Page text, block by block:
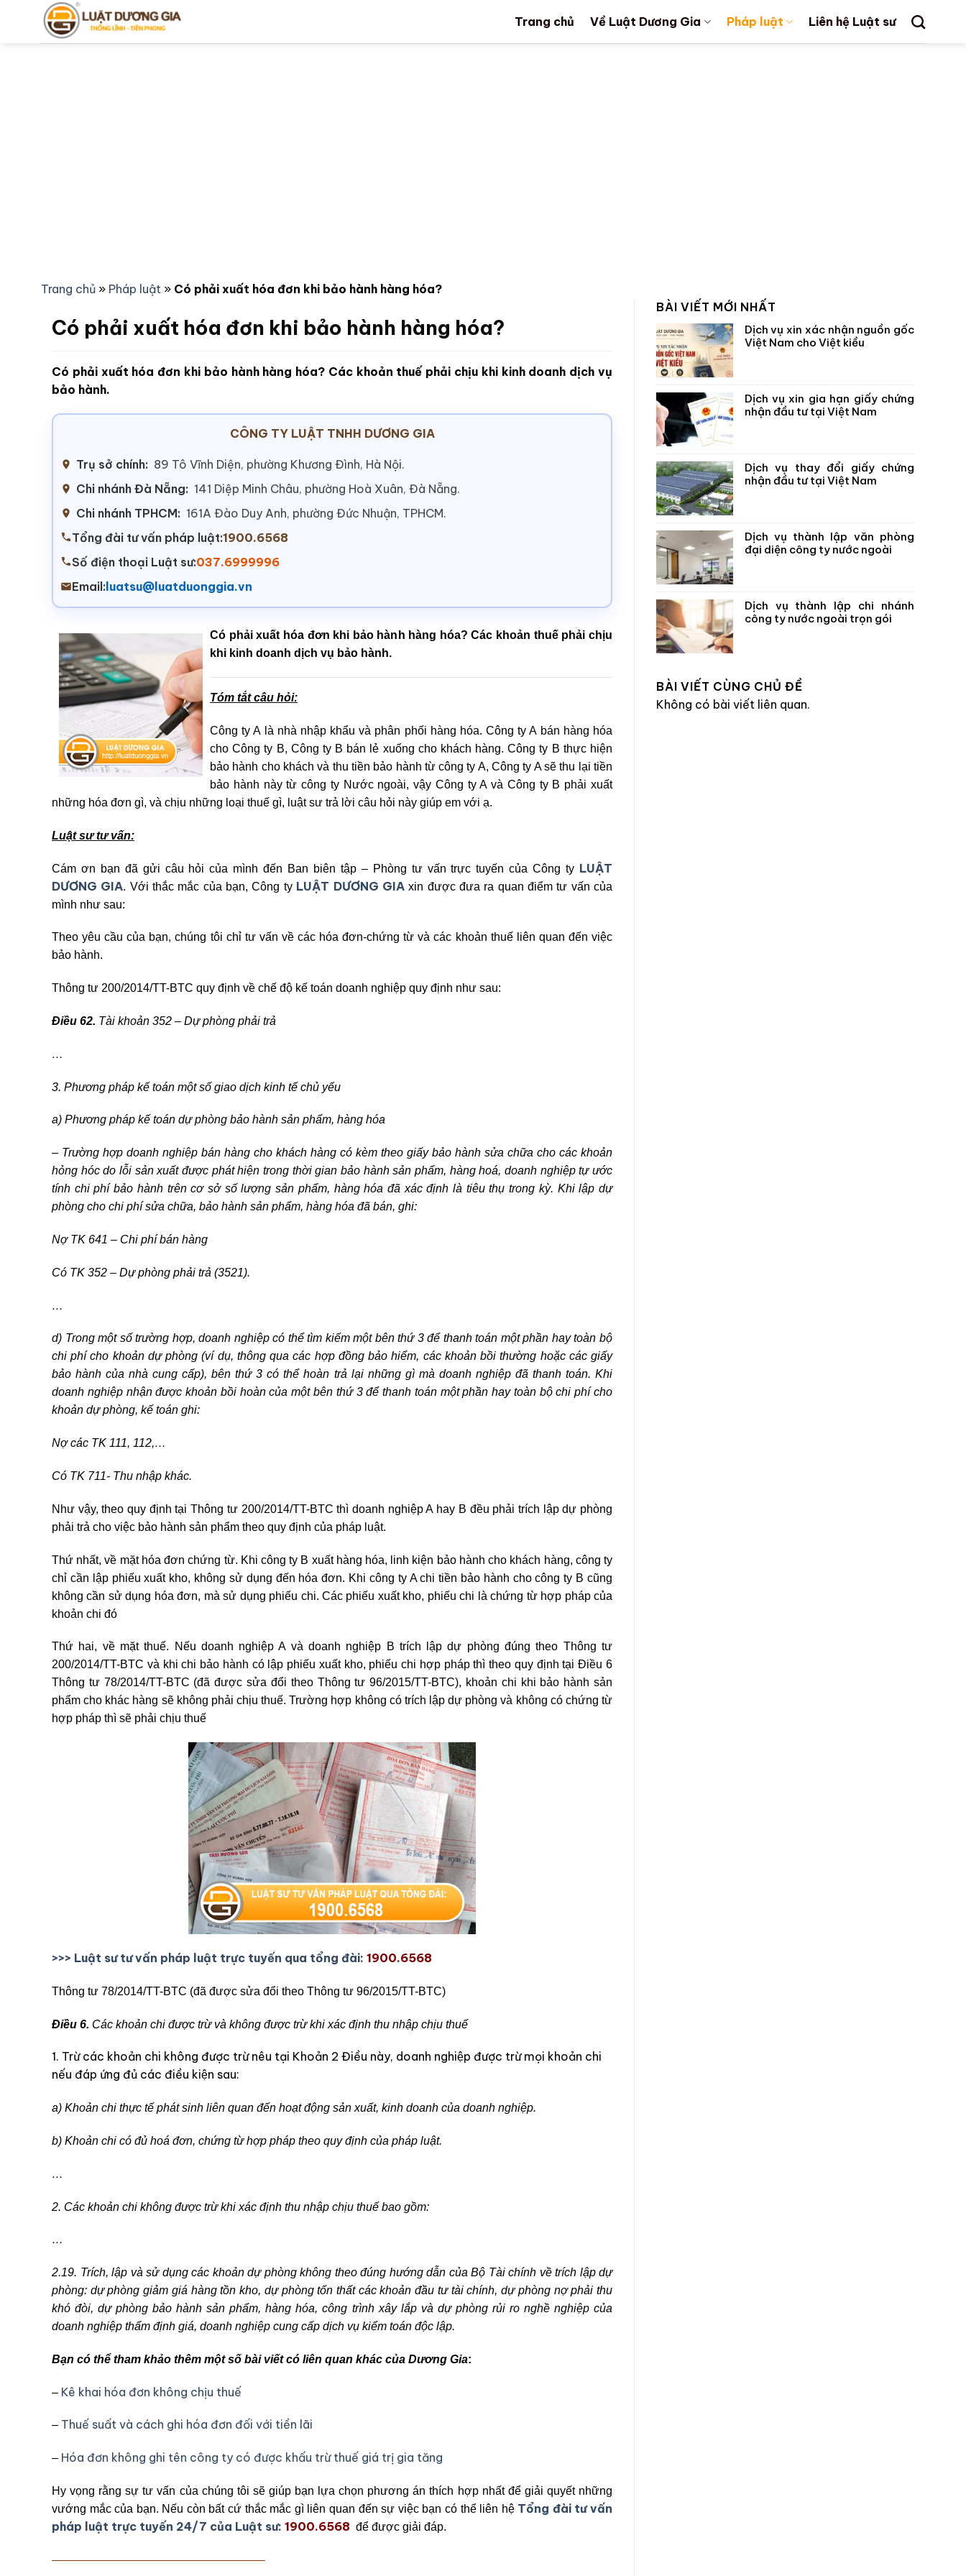
Trang chủ Về Luật Dương Gia Pháp luật Liên hệ Luật sư
Trang chủ » Pháp luật » Có phải xuất hóa đơn khi bảo hành hàng hóa?
Có phải xuất hóa đơn khi bảo hành hàng hóa?
Có phải xuất hóa đơn khi bảo hành hàng hóa? Các khoản thuế phải chịu khi kinh doanh dịch vụ
bảo hành.
CÔNG TY LUẬT TNHH DƯƠNG GIA
Trụ sở chính: 89 Tô Vĩnh Diện, phường Khương Đình, Hà Nội.
Chi nhánh Đà Nẵng: 141 Diệp Minh Châu, phường Hoà Xuân, Đà Nẵng.
Chi nhánh TPHCM: 161A Đào Duy Anh, phường Đức Nhuận, TPHCM.
Tổng đài tư vấn pháp luật:1900.6568
Số điện thoại Luật sư:037.6999996
Email: luatsu@luatduonggia.vn
Có phải xuất hóa đơn khi bảo hành hàng hóa? Các khoản thuế phải chịu
khi kinh doanh dịch vụ bảo hành.
Tóm tắt câu hỏi:
Công ty A là nhà nhập khẩu và phân phối hàng hóa. Công ty A bán hàng hóa
cho Công ty B, Công ty B bán lẻ xuống cho khách hàng. Công ty B thực hiện
bảo hành cho khách và thu tiền bảo hành từ công ty A, Công ty A sẽ thu lại tiền
bảo hành này từ công ty Nước ngoài, vậy Công ty A và Công ty B phải xuất
những hóa đơn gì, và chịu những loại thuế gì, luật sư trả lời câu hỏi này giúp em với ạ.
Luật sư tư vấn:
Cám ơn bạn đã gửi câu hỏi của mình đến Ban biên tập – Phòng tư vấn trực tuyến của Công ty LUẬT
DƯƠNG GIA. Với thắc mắc của bạn, Công ty LUẬT DƯƠNG GIAxin được đưa ra quan điểm tư vấn của
mình như sau:
Theo yêu cầu của bạn, chúng tôi chỉ tư vấn về các hóa đơn-chứng từ và các khoản thuế liên quan đến việc
bảo hành.
Thông tư 200/2014/TT-BTC quy định về chế độ kế toán doanh nghiệp quy định như sau:
Điều 62. Tài khoản 352 – Dự phòng phải trả
…
3. Phương pháp kế toán một số giao dịch kinh tế chủ yếu
a) Phương pháp kế toán dự phòng bảo hành sản phẩm, hàng hóa
– Trường hợp doanh nghiệp bán hàng cho khách hàng có kèm theo giấy bảo hành sửa chữa cho các khoản
hỏng hóc do lỗi sản xuất được phát hiện trong thời gian bảo hành sản phẩm, hàng hoá, doanh nghiệp tự ước
tính chi phí bảo hành trên cơ sở số lượng sản phẩm, hàng hóa đã xác định là tiêu thụ trong kỳ. Khi lập dự
phòng cho chi phí sửa chữa, bảo hành sản phẩm, hàng hóa đã bán, ghi:
Nợ TK 641 – Chi phí bán hàng
Có TK 352 – Dự phòng phải trả (3521).
…
d) Trong một số trường hợp, doanh nghiệp có thể tìm kiếm một bên thứ 3 để thanh toán một phần hay toàn bộ
chi phí cho khoản dự phòng (ví dụ, thông qua các hợp đồng bảo hiểm, các khoản bồi thường hoặc các giấy
bảo hành của nhà cung cấp), bên thứ 3 có thể hoàn trả lại những gì mà doanh nghiệp đã thanh toán. Khi
doanh nghiệp nhận được khoản bồi hoàn của một bên thứ 3 để thanh toán một phần hay toàn bộ chi phí cho
khoản dự phòng, kế toán ghi:
Nợ các TK 111, 112,…
Có TK 711- Thu nhập khác.
Như vậy, theo quy định tại Thông tư 200/2014/TT-BTC thì doanh nghiệp A hay B đều phải trích lập dự phòng
phải trả cho việc bảo hành sản phẩm theo quy định của pháp luật.
Thứ nhất, về mặt hóa đơn chứng từ. Khi công ty B xuất hàng hóa, linh kiện bảo hành cho khách hàng, công ty
chỉ cần lập phiếu xuất kho, không sử dụng đến hóa đơn. Khi công ty A chi tiền bảo hành cho công ty B cũng
không cần sử dụng hóa đơn, mà sử dụng phiếu chi. Các phiếu xuất kho, phiếu chi là chứng từ hợp pháp của
khoản chi đó
Thứ hai, về mặt thuế. Nếu doanh nghiệp A và doanh nghiệp B trích lập dự phòng đúng theo Thông tư
200/2014/TT-BTC và khi chi bảo hành có lập phiếu xuất kho, phiếu chi hợp pháp thì theo quy định tại Điều 6
Thông tư 78/2014/TT-BTC (đã được sửa đổi theo Thông tư 96/2015/TT-BTC), khoản chi khi bảo hành sản
phẩm cho khác hàng sẽ không phải chịu thuế. Trường hợp không có trích lập dự phòng và không có chứng từ
hợp pháp thì sẽ phải chịu thuế
>>> Luật sư tư vấn pháp luật trực tuyến qua tổng đài: 1900.6568
Thông tư 78/2014/TT-BTC (đã được sửa đổi theo Thông tư 96/2015/TT-BTC)
Điều 6. Các khoản chi được trừ và không được trừ khi xác định thu nhập chịu thuế
1. Trừ các khoản chi không được trừ nêu tại Khoản 2 Điều này, doanh nghiệp được trừ mọi khoản chi
nếu đáp ứng đủ các điều kiện sau:
a) Khoản chi thực tế phát sinh liên quan đến hoạt động sản xuất, kinh doanh của doanh nghiệp.
b) Khoản chi có đủ hoá đơn, chứng từ hợp pháp theo quy định của pháp luật.
…
2. Các khoản chi không được trừ khi xác định thu nhập chịu thuế bao gồm:
…
2.19. Trích, lập và sử dụng các khoản dự phòng không theo đúng hướng dẫn của Bộ Tài chính về trích lập dự
phòng: dự phòng giảm giá hàng tồn kho, dự phòng tổn thất các khoản đầu tư tài chính, dự phòng nợ phải thu
khó đòi, dự phòng bảo hành sản phẩm, hàng hóa, công trình xây lắp và dự phòng rủi ro nghề nghiệp của
doanh nghiệp thẩm định giá, doanh nghiệp cung cấp dịch vụ kiểm toán độc lập.
Bạn có thể tham khảo thêm một số bài viết có liên quan khác của Dương Gia:
– Kê khai hóa đơn không chịu thuế
– Thuế suất và cách ghi hóa đơn đối với tiền lãi
– Hóa đơn không ghi tên công ty có được khấu trừ thuế giá trị gia tăng
Hy vọng rằng sự tư vấn của chúng tôi sẽ giúp bạn lựa chọn phương án thích hợp nhất để giải quyết những
vướng mắc của bạn. Nếu còn bất cứ thắc mắc gì liên quan đến sự việc bạn có thể liên hệ Tổng đài tư vấn
pháp luật trực tuyến 24/7 của Luật sư: 1900.6568 để được giải đáp.
——————————————————–
BÀI VIẾT MỚI NHẤT
Dịch vụ xin xác nhận nguồn gốc
Việt Nam cho Việt kiều
Dịch vụ xin gia hạn giấy chứng
nhận đầu tư tại Việt Nam
Dịch vụ thay đổi giấy chứng
nhận đầu tư tại Việt Nam
Dịch vụ thành lập văn phòng
đại diện công ty nước ngoài
Dịch vụ thành lập chi nhánh
công ty nước ngoài trọn gói
BÀI VIẾT CÙNG CHỦ ĐỀ
Không có bài viết liên quan.